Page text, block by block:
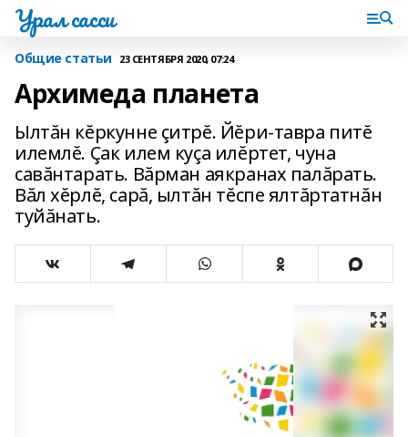
Урал сасси
Общие статьи 23 СЕНТЯБРЯ 2020, 07:24
Архимеда планета
Ылтăн кĕркунне çитрĕ. Йĕри-тавра питĕ
илемлĕ. Çак илем куçа илĕртет, чуна
савăнтарать. Вăрман аякранах палăрать.
Вăл хĕрлĕ, сарă, ылтăн тĕспе ялтăртатнăн
туйăнать.